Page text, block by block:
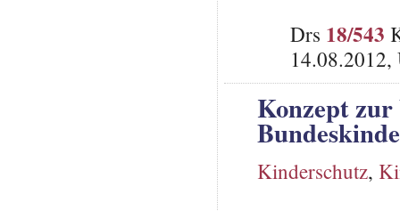
Drs 18/543
14.08.2012,
Konzept zur
Kinderschutz,